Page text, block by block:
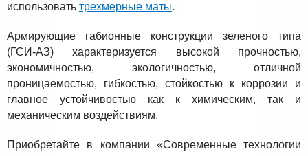
использовать трехмерные маты.
Армирующие габионные конструкции зеленого типа
(ГСИ-АЗ) характеризуется высокой прочностью,
экономичностью, экологичностью, отличной
проницаемостью, гибкостью, стойкостью к коррозии и
главное устойчивостью как к химическим, так и
механическим воздействиям.
Приобретайте в компании «Современные технологии